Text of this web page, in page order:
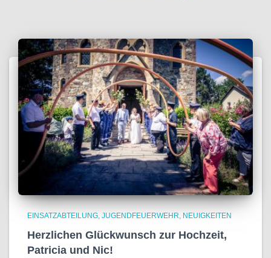
EINSATZABTEILUNG JUGENDFEUERWEHR NEUIGKEITEN
Herzlichen Glückwunsch zur Hochzeit,
Patricia und Nic!